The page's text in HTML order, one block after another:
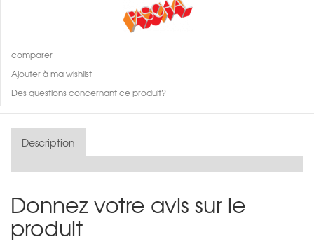
comparer
Ajouter à ma wishlist
Des questions concernant ce produit?
Description
Donnez votre avis sur le
produit